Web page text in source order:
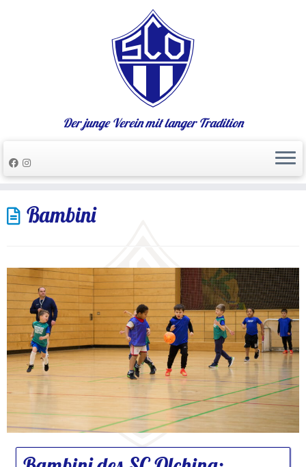
Inhalt
springen
Der junge Verein mit langer Tradition
Bambini